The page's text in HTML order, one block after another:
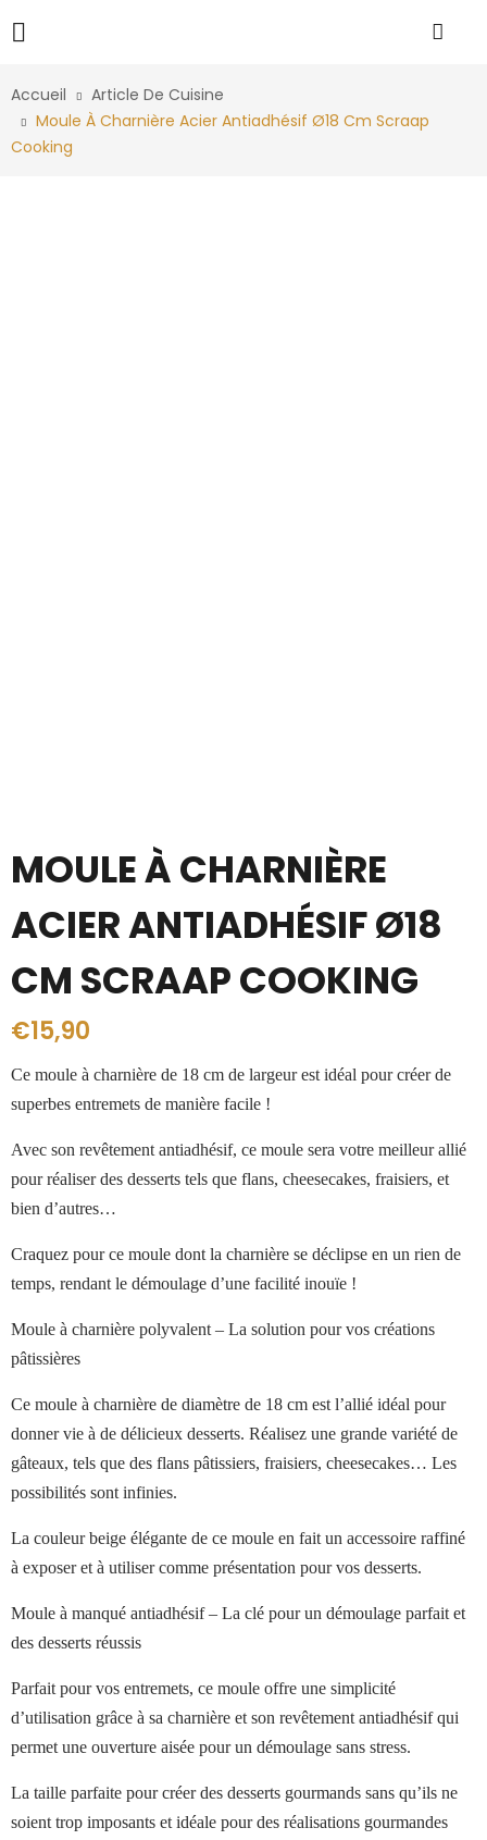
Accueil
Article De Cuisine
Moule À Charnière Acier Antiadhésif Ø18 Cm Scraap
Cooking
MOULE À CHARNIÈRE
ACIER ANTIADHÉSIF Ø18
CM SCRAAP COOKING
€15,90
Ce moule à charnière de 18 cm de largeur est idéal pour créer de
superbes entremets de manière facile !
Avec son revêtement antiadhésif, ce moule sera votre meilleur allié
pour réaliser des desserts tels que flans, cheesecakes, fraisiers, et
bien d’autres…
Craquez pour ce moule dont la charnière se déclipse en un rien de
temps, rendant le démoulage d’une facilité inouïe !
Moule à charnière polyvalent – La solution pour vos créations
pâtissières
Ce moule à charnière de diamètre de 18 cm est l’allié idéal pour
donner vie à de délicieux desserts. Réalisez une grande variété de
gâteaux, tels que des flans pâtissiers, fraisiers, cheesecakes… Les
possibilités sont infinies.
La couleur beige élégante de ce moule en fait un accessoire raffiné
à exposer et à utiliser comme présentation pour vos desserts.
Moule à manqué antiadhésif – La clé pour un démoulage parfait et
des desserts réussis
Parfait pour vos entremets, ce moule offre une simplicité
d’utilisation grâce à sa charnière et son revêtement antiadhésif qui
permet une ouverture aisée pour un démoulage sans stress.
La taille parfaite pour créer des desserts gourmands sans qu’ils ne
soient trop imposants et idéale pour des réalisations gourmandes